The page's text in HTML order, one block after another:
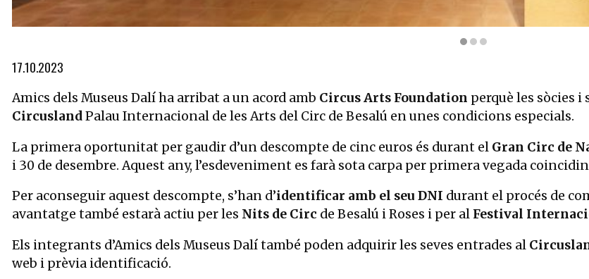
Diapositiva 1 de 3: Interior de Circusland Palau Internacional de les Arts del Circ a Besalú | © Pepo Segura
17.10.2023
Amics dels Museus Dalí ha arribat a un acord amb Circus Arts Foundation perquè les sòcies i
CircuslandPalau Internacional de les Arts del Circ de Besalú en unes condicions especials.
La primera oportunitat per gaudir d’un descompte de cinc euros és durant el Gran Circ de
i 30 de desembre. Aquest any, l’esdeveniment es farà sota carpa per primera vegada
Per aconseguir aquest descompte, s’han d’identificar amb el seu DNI durant el procés de
avantatge també estarà actiu per les Nits de Circ de Besalú i Roses i per al Festival
Els integrants d’Amics dels Museus Dalí també poden adquirir les seves entrades al
web i prèvia identificació.